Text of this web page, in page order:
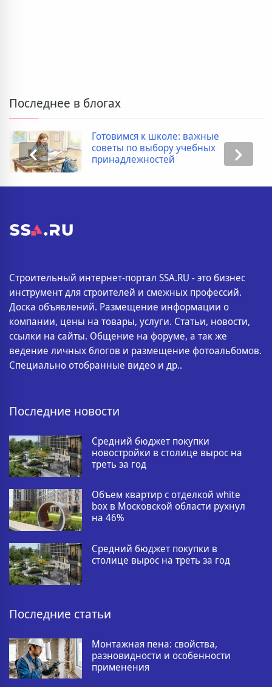
Последнее в блогах
Готовимся к школе: важные
советы по выбору учебных
принадлежностей
Строительный интернет-портал SSA.RU - это бизнес
инструмент для строителей и смежных профессий.
Доска объявлений. Размещение информации о
компании, цены на товары, услуги. Статьи, новости,
ссылки на сайты. Общение на форуме, а так же
ведение личных блогов и размещение фотоальбомов.
Специально отобранные видео и др..
Последние новости
Средний бюджет покупки
новостройки в столице вырос на
треть за год
Объем квартир с отделкой white
box в Московской области рухнул
на 46%
Средний бюджет покупки в
столице вырос на треть за год
Последние статьи
Монтажная пена: свойства,
разновидности и особенности
применения